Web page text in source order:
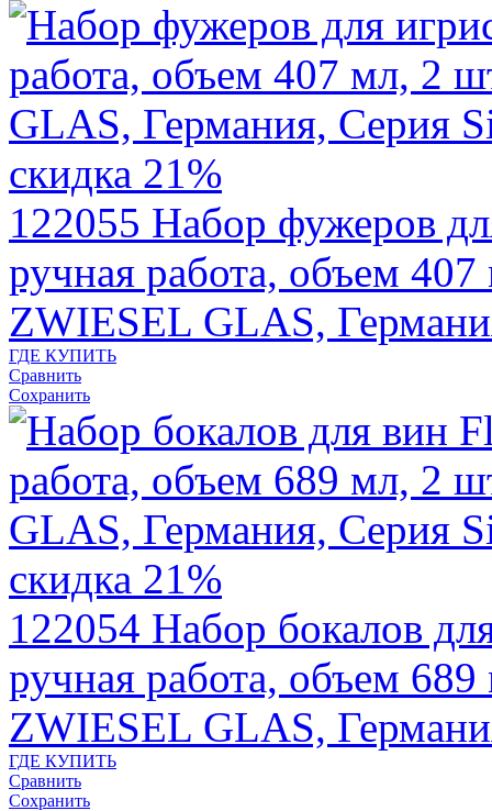
скидка 21%
122055 Набор фужеров
ручная работа, объем
ZWIESEL GLAS,
ГДЕ КУПИТЬ
Сравнить
Сохранить
скидка 21%
122054 Набор бокалов
ручная работа, объем
ZWIESEL GLAS,
ГДЕ КУПИТЬ
Сравнить
Сохранить